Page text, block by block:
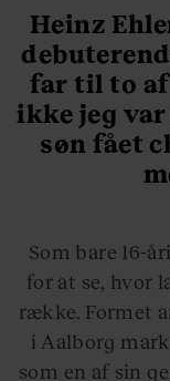
Heinz
far til to
ikke jeg
søn fået
Som bare 16-
for at se, hvor
række. Formet
i Aalborg
som en af sin